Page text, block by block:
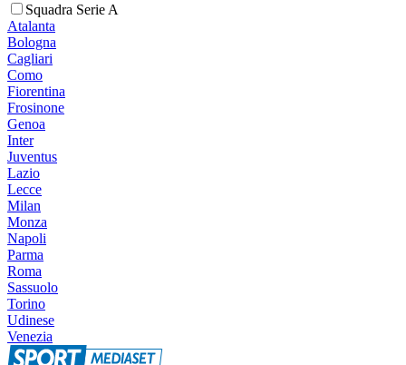
Squadra Serie A
Atalanta
Bologna
Cagliari
Como
Fiorentina
Frosinone
Genoa
Inter
Juventus
Lazio
Lecce
Milan
Monza
Napoli
Parma
Roma
Sassuolo
Torino
Udinese
Venezia